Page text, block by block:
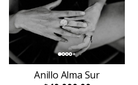
Anillo Alma Sur